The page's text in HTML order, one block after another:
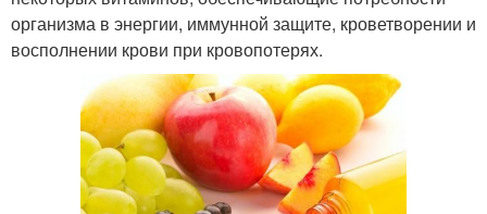
организма в энергии, иммунной защите, кроветворении и
восполнении крови при кровопотерях.